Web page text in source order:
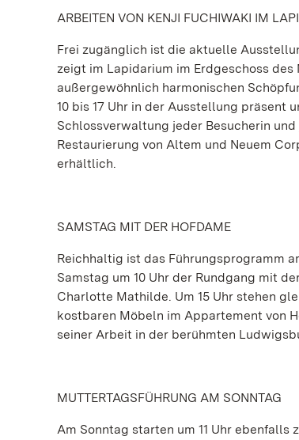
ARBEITEN VON KENJI FUCHIWAKI IM
Frei zugänglich ist die aktuelle
zeigt im Lapidarium im Erdgeschoss des
außergewöhnlich harmonischen
10 bis 17 Uhr in der Ausstellung präsent
Schlossverwaltung jeder Besucherin
Restaurierung von Altem und Neuem
erhältlich.
SAMSTAG MIT DER HOFDAME
Reichhaltig ist das Führungsprogramm
Samstag um 10 Uhr der Rundgang mit
Charlotte Mathilde. Um 15 Uhr stehen
kostbaren Möbeln im Appartement von
seiner Arbeit in der berühmten
MUTTERTAGSFÜHRUNG AM SONNTAG
Am Sonntag starten um 11 Uhr ebenfalls